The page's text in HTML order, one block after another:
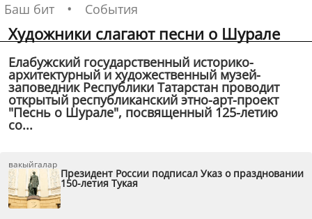
Баш бит События
Художники слагают песни о Шурале
Елабужский государственный историко-
архитектурный и художественный музей-
заповедник Республики Татарстан проводит
открытый республиканский этно-арт-проект
"Песнь о Шурале", посвященный 125-летию
со...
вакыйгалар
Президент России подписал Указ о праздновании
150-летия Тукая